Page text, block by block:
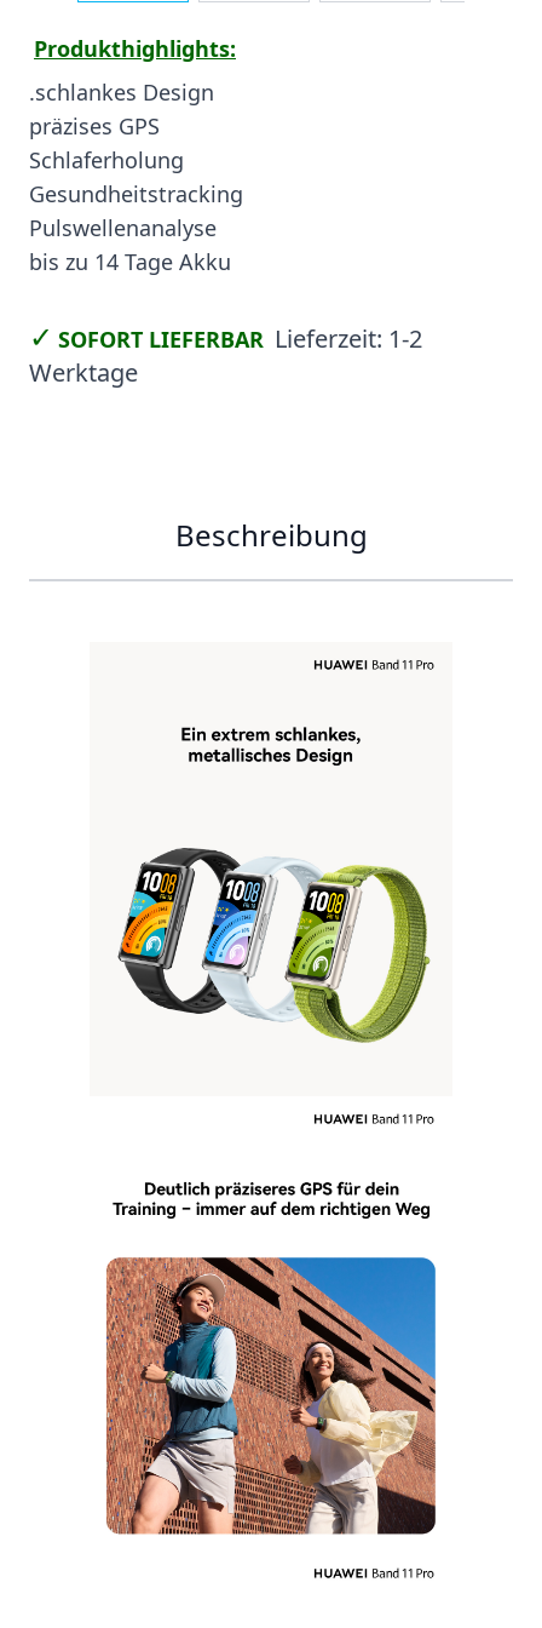
Produkthighlights:
.schlankes Design
präzises GPS
Schlaferholung
Gesundheitstracking
Pulswellenanalyse
bis zu 14 Tage Akku
✓ SOFORT LIEFERBAR Lieferzeit: 1-2
Werktage
Beschreibung